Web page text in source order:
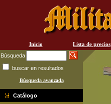
Inicio Lista de precios
Búsqueda
buscar en resultados
Búsqueda avanzada
Catálogo